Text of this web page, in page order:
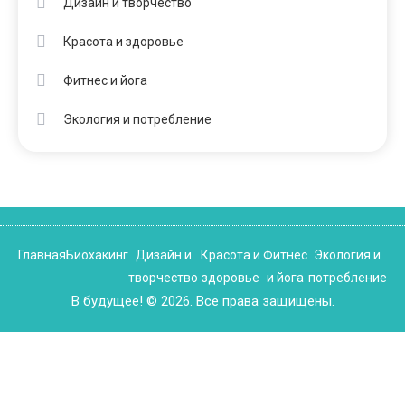
Красота и здоровье
Фитнес и йога
Экология и потребление
ГлавнаяБиохакинг Дизайн и
творчество
Красота и
здоровье
Фитнес
и йога
Экология и
потребление
В будущее! © 2026. Все права защищены.